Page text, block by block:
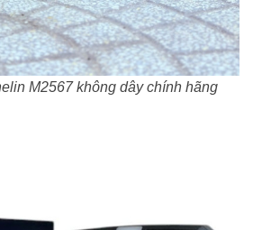
M2567 không dây chính hãng